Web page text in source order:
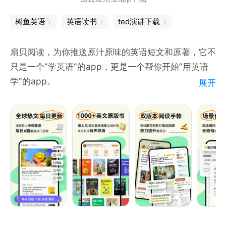
支持拍照翻译、图片翻译、取词翻译、语音翻译、语音
——离线下载
支持多种词典词库离线下载，离线查询离线翻译，不连
网也能学习；
——多身份定制
覆盖高中、四六级、考研、雅思、托福多身份，支持个
性化定制，一键同步学习计划，听说读写专项练习，智
能背单词，提高记忆效率。
——真题助手
高考、四六级、考研历届真题试卷全覆盖，名师在线专
树鱼英语 英语读书 ted演讲下载
扇贝阅读，为你推送原汁原味的英语短文和原著，它不
只是一个“学英语”的app，更是一个帮你开始“用英语
学”的app。
【英文原著】
经典的英文原著，带你感受原汁原味的阅读体验。
【精选短文】
精心编排的英语短文，让你在轻松的阅读中收获学习和
成长。
展开